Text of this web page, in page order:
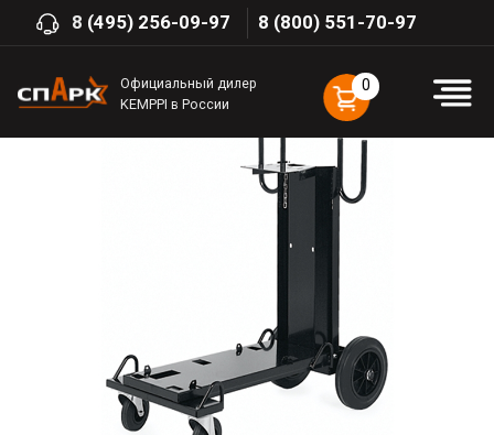
KEMPPI в России
8 (495) 256-09-97 8 (800) 551-70-97